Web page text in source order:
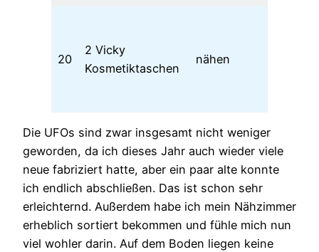
20
2 Vicky
Kosmetiktaschen
nähen
Die UFOs sind zwar insgesamt nicht weniger
geworden, da ich dieses Jahr auch wieder viele
neue fabriziert hatte, aber ein paar alte konnte
ich endlich abschließen. Das ist schon sehr
erleichternd. Außerdem habe ich mein Nähzimmer
erheblich sortiert bekommen und fühle mich nun
viel wohler darin. Auf dem Boden liegen keine